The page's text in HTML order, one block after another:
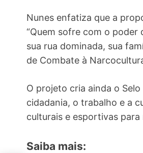
Nunes enfatiza que a
“Quem sofre com o
sua rua dominada, sua
de Combate à
O projeto cria ainda o
cidadania, o trabalho e a
culturais e esportivas
Saiba mais: